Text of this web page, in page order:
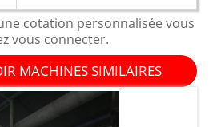
cotation personnalisée vous
vous connecter.
MACHINES SIMILAIRES